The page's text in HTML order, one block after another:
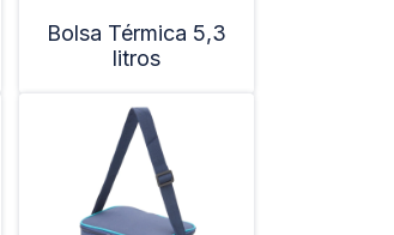
Bolsa Térmica 5,3
litros